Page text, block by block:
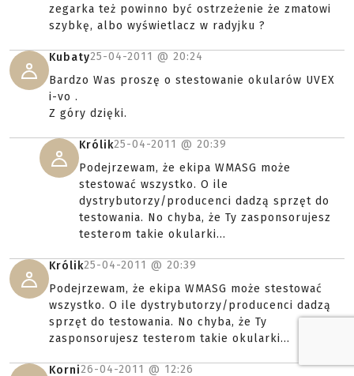
zegarka też powinno być ostrzeżenie że zmatowi
szybkę, albo wyświetlacz w radyjku ?
Kubaty25-04-2011 @ 20:24
Bardzo Was proszę o stestowanie okularów UVEX
i-vo .
Z góry dzięki.
Królik25-04-2011 @ 20:39
Podejrzewam, że ekipa WMASG może
stestować wszystko. O ile
dystrybutorzy/producenci dadzą sprzęt do
testowania. No chyba, że Ty zasponsorujesz
testerom takie okularki...
Królik25-04-2011 @ 20:39
Podejrzewam, że ekipa WMASG może stestować
wszystko. O ile dystrybutorzy/producenci dadzą
sprzęt do testowania. No chyba, że Ty
zasponsorujesz testerom takie okularki...
Korni26-04-2011 @ 12:26